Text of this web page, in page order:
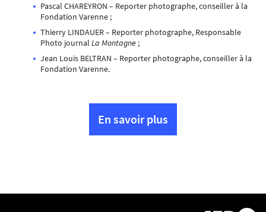
Pascal CHAREYRON – Reporter photographe, conseiller à la
Fondation Varenne ;
Thierry LINDAUER – Reporter photographe, Responsable
Photo journal La Montagne ;
Jean Louis BELTRAN – Reporter photographe, conseiller à la
Fondation Varenne.
En savoir plus